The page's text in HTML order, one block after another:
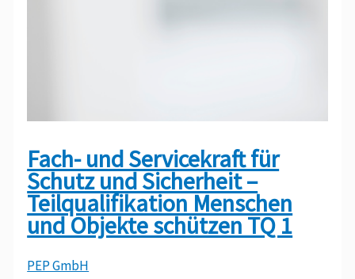
Fach- und Servicekraft für
Schutz und Sicherheit –
Teilqualifikation Menschen
und Objekte schützen TQ 1
PEP GmbH